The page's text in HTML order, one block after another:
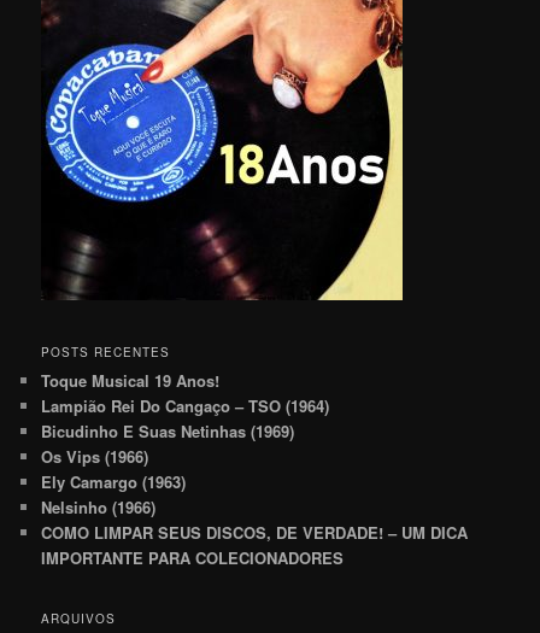
POSTS RECENTES
Toque Musical 19 Anos!
Lampião Rei Do Cangaço – TSO (1964)
Bicudinho E Suas Netinhas (1969)
Os Vips (1966)
Ely Camargo (1963)
Nelsinho (1966)
COMO LIMPAR SEUS DISCOS, DE VERDADE! – UM DICA
IMPORTANTE PARA COLECIONADORES
ARQUIVOS